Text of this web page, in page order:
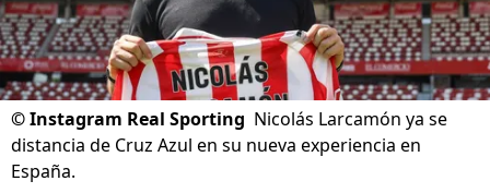
©Instagram Real Sporting Nicolás Larcamón ya se
distancia de Cruz Azul en su nueva experiencia en
España.